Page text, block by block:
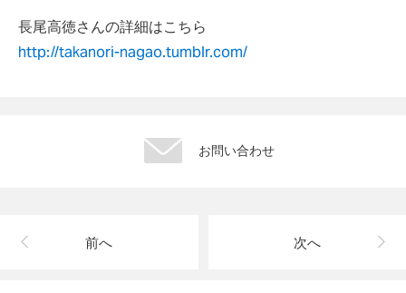
長尾高徳さんの詳細はこちら
http://takanori-nagao.tumblr.com/
お問い合わせ
前へ 次へ